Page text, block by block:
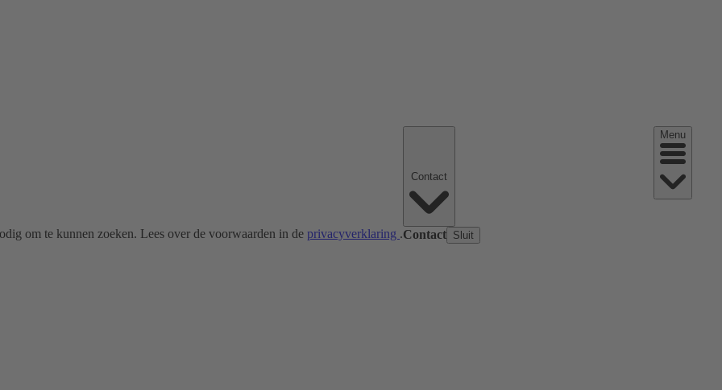
om te kunnen zoeken. Lees over de voorwaarden in de privacyverklaring .Contact Sluit
Menu